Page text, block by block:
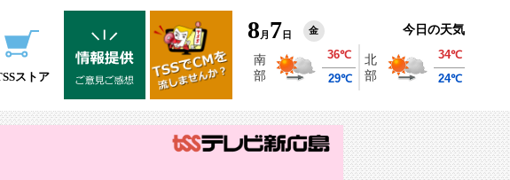
ストア
8 月 7 日 金 今日の天気